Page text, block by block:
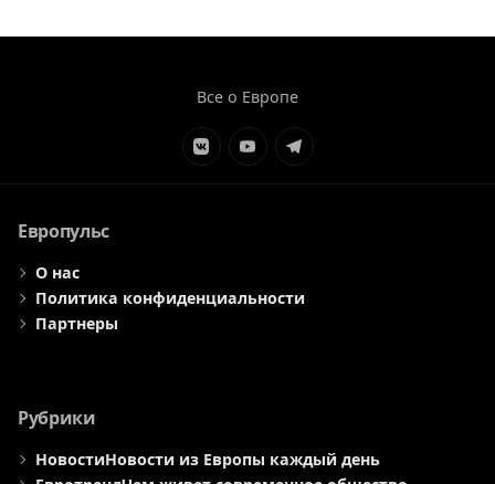
Все о Европе
ЭлементЭлементЭлемент
Европульс
О нас
Политика конфиденциальности
Партнеры
Рубрики
НовостиНовости из Европы каждый день